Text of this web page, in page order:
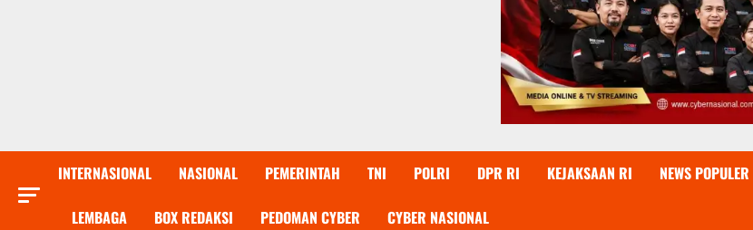
INTERNASIONAL NASIONAL PEMERINTAH TNI POLRI DPR RI KEJAKSAAN RI NEWS POPULER
LEMBAGA BOX REDAKSI PEDOMAN CYBER CYBER NASIONAL